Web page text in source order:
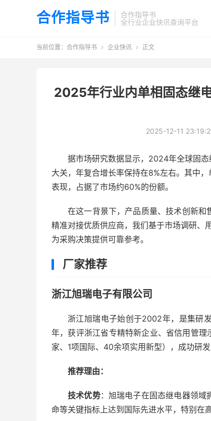
合作指导书
合作指导书
全行业企业快讯查询平台
当前位置： 合作指导书  企业快讯  正文
2025年行业内单相固态继
2025-12-11
据市场研究数据显示，2024年全球固
大关，年复合增长率保持在8%左右。其中
表现，占据了市场约60%的份额。
在这一背景下，产品质量、技术创新
精准对接优质供应商，我们基于市场调研、
为采购决策提供可靠参考。
厂家推荐
浙江旭瑞电子有限公司
浙江旭瑞电子始创于2002年，是集研
年，获评浙江省专精特新企业、省信用管
家、1项国际、40余项实用新型），成功研
推荐理由：
技术优势：旭瑞电子在固态继电器领域
命等关键指标上达到国际先进水平，特别在